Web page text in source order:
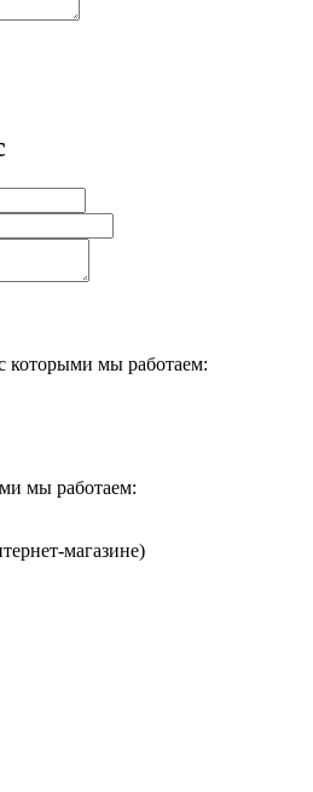
которыми мы работаем:
мы работаем:
магазине)